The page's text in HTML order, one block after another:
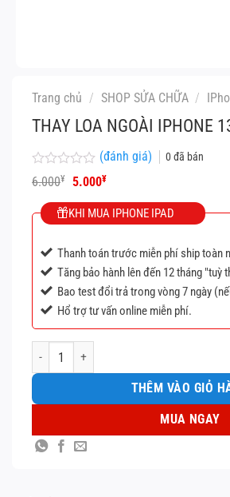
Trang chủ / SHOP SỬA CHỮA /
THAY LOA NGOÀI IPHONE
Được
xếp
hạng
0
(đánh giá) 0đã bán
6.000¥
Giá
là:
6.000¥.
5.000¥Giá
tại
là:
KHI MUA IPHONE IPAD
Thanh toán trước miễn phí ship toàn
Tăng bảo hành lên đến 12 tháng "tuỳ
Bao test đổi trả trong vòng 7 ngày
Hổ trợ tư vấn online miễn phí.
Thay loa ngoài IPhone 13 mini số lượng
THÊM VÀO GIỎ
MUA NGAY